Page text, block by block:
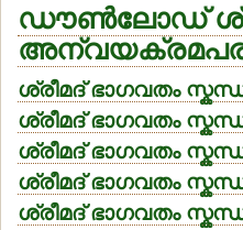
ഡൗണ്‍ലോഡ്
ശ്രീമദ് ഭാഗവതം
ശ്രീമദ് ഭാഗവതം
ശ്രീമദ് ഭാഗവതം
ശ്രീമദ് ഭാഗവതം
ശ്രീമദ് ഭാഗവതം